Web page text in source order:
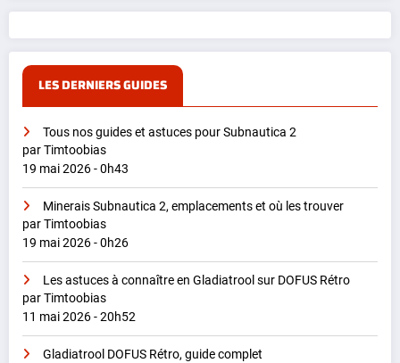
LES DERNIERS GUIDES
Tous nos guides et astuces pour Subnautica 2
par Timtoobias
19 mai 2026 - 0h43
Minerais Subnautica 2, emplacements et où les trouver
par Timtoobias
19 mai 2026 - 0h26
Les astuces à connaître en Gladiatrool sur DOFUS Rétro
par Timtoobias
11 mai 2026 - 20h52
Gladiatrool DOFUS Rétro, guide complet